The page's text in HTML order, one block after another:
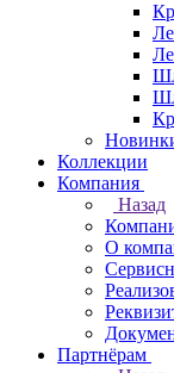
Коллекции
Компания
Назад
О
Партнёрам